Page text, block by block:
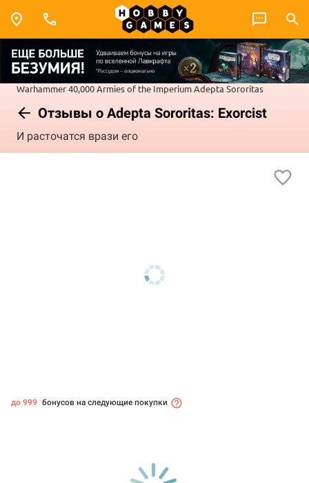
Warhammer 40,000Armies of the ImperiumAdepta Sororitas
Отзывы о Adepta Sororitas: Exorcist
И расточатся врази его
до 999 бонусов на следующие покупки